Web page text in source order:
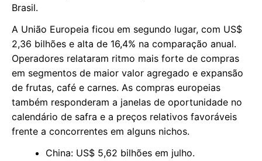
Brasil.
A União Europeia ficou em segundo lugar, com US$
2,36 bilhões e alta de 16,4% na comparação anual.
Operadores relataram ritmo mais forte de compras
em segmentos de maior valor agregado e expansão
de frutas, café e carnes. As compras europeias
também responderam a janelas de oportunidade no
calendário de safra e a preços relativos favoráveis
frente a concorrentes em alguns nichos.
China: US$ 5,62 bilhões em julho.